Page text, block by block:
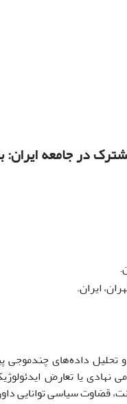
در جامعه ایران:
ایران.
تحلیل داده‌های چندموجی
نهادی یا تعارض
قضاوت سیاسی توانایی